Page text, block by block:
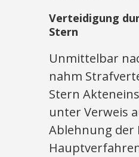
Verteidigung
Stern
Unmittelbar
nahm
Stern
unter Verweis
Ablehnung der